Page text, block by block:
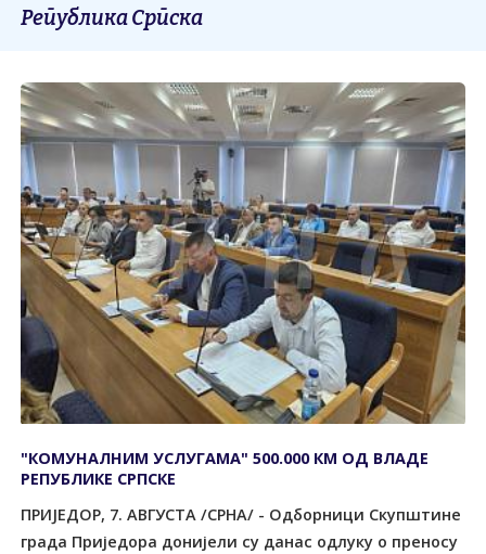
Република Српска
"КОМУНАЛНИМ УСЛУГАМА" 500.000 КМ ОД ВЛАДЕ
РЕПУБЛИКЕ СРПСКЕ
ПРИЈЕДОР, 7. АВГУСТА /СРНА/ - Одборници Скупштине
града Приједора донијели су данас одлуку о преносу